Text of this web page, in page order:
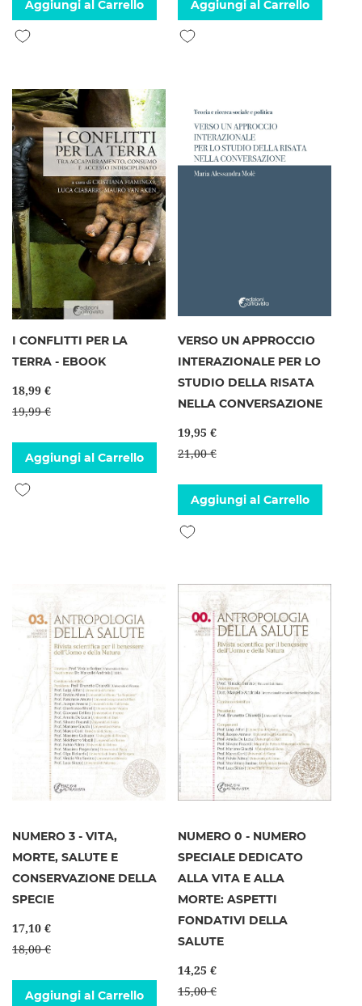
Aggiungi al Carrello
Aggiungi alla lista desideri
Aggiungi al Carrello
Aggiungi alla lista desideri
I CONFLITTI PER LA
TERRA - EBOOK
18,99 €
19,99 €
Aggiungi al Carrello
Aggiungi alla lista desideri
VERSO UN APPROCCIO
INTERAZIONALE PER LO
STUDIO DELLA RISATA
NELLA CONVERSAZIONE
19,95 €
21,00 €
Aggiungi al Carrello
Aggiungi alla lista desideri
NUMERO 3 - VITA,
MORTE, SALUTE E
CONSERVAZIONE DELLA
SPECIE
17,10 €
18,00 €
Aggiungi al Carrello
NUMERO 0 - NUMERO
SPECIALE DEDICATO
ALLA VITA E ALLA
MORTE: ASPETTI
FONDATIVI DELLA
SALUTE
14,25 €
15,00 €